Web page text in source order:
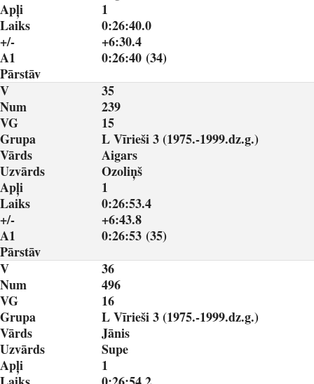
Apļi
1
Laiks
0:26:40.0
+/-
+6:30.4
A1
0:26:40 (34)
Pārstāv
V
35
Num
239
VG
15
Grupa
L Vīrieši 3 (1975.-1999.dz.g.)
Vārds
Aigars
Uzvārds
Ozoliņš
Apļi
1
Laiks
0:26:53.4
+/-
+6:43.8
A1
0:26:53 (35)
Pārstāv
V
36
Num
496
VG
16
Grupa
L Vīrieši 3 (1975.-1999.dz.g.)
Vārds
Jānis
Uzvārds
Supe
Apļi
1